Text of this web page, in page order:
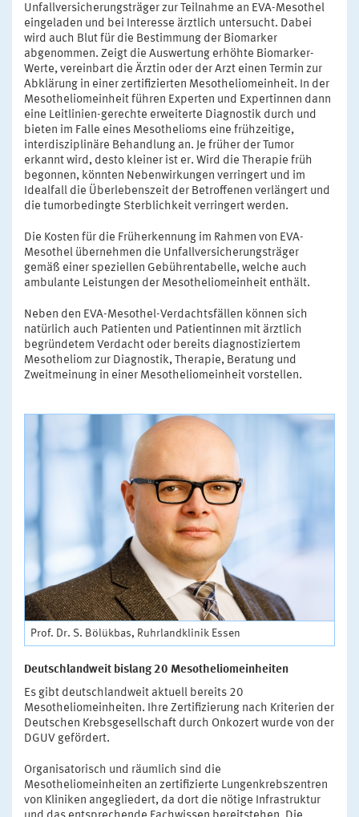
Unfallversicherungsträger zur Teilnahme an EVA-Mesothel
eingeladen und bei Interesse ärztlich untersucht. Dabei
wird auch Blut für die Bestimmung der Biomarker
abgenommen. Zeigt die Auswertung erhöhte Biomarker-
Werte, vereinbart die Ärztin oder der Arzt einen Termin zur
Abklärung in einer zertifizierten Mesotheliomeinheit. In der
Mesotheliomeinheit führen Experten und Expertinnen dann
eine Leitlinien-gerechte erweiterte Diagnostik durch und
bieten im Falle eines Mesothelioms eine frühzeitige,
interdisziplinäre Behandlung an. Je früher der Tumor
erkannt wird, desto kleiner ist er. Wird die Therapie früh
begonnen, könnten Nebenwirkungen verringert und im
Idealfall die Überlebenszeit der Betroffenen verlängert und
die tumorbedingte Sterblichkeit verringert werden.
Die Kosten für die Früherkennung im Rahmen von EVA-
Mesothel übernehmen die Unfallversicherungsträger
gemäß einer speziellen Gebührentabelle, welche auch
ambulante Leistungen der Mesotheliomeinheit enthält.
Neben den EVA-Mesothel-Verdachtsfällen können sich
natürlich auch Patienten und Patientinnen mit ärztlich
begründetem Verdacht oder bereits diagnostiziertem
Mesotheliom zur Diagnostik, Therapie, Beratung und
Zweitmeinung in einer Mesotheliomeinheit vorstellen.
Prof. Dr. S. Bölükbas, Ruhrlandklinik Essen
Deutschlandweit bislang 20 Mesotheliomeinheiten
Es gibt deutschlandweit aktuell bereits 20
Mesotheliomeinheiten. Ihre Zertifizierung nach Kriterien der
Deutschen Krebsgesellschaft durch Onkozert wurde von der
DGUV gefördert.
Organisatorisch und räumlich sind die
Mesotheliomeinheiten an zertifizierte Lungenkrebszentren
von Kliniken angegliedert, da dort die nötige Infrastruktur